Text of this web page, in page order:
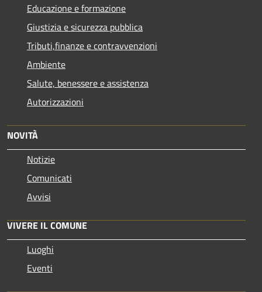
Educazione e formazione
Giustizia e sicurezza pubblica
Tributi,finanze e contravvenzioni
Ambiente
Salute, benessere e assistenza
Autorizzazioni
NOVITÀ
Notizie
Comunicati
Avvisi
VIVERE IL COMUNE
Luoghi
Eventi